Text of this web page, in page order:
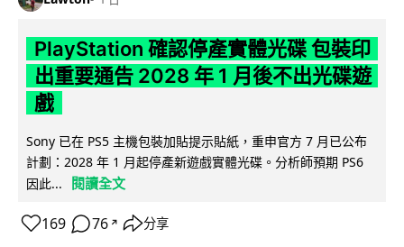
PlayStation 確認停產實體光碟 包裝印
出重要通告 2028 年 1 月後不出光碟遊
戲
Sony 已在 PS5 主機包裝加貼提示貼紙，重申官方 7 月已公布
計劃：2028 年 1 月起停產新遊戲實體光碟。分析師預期 PS6
因此...
閱讀全文
169 76 ↗ 分享